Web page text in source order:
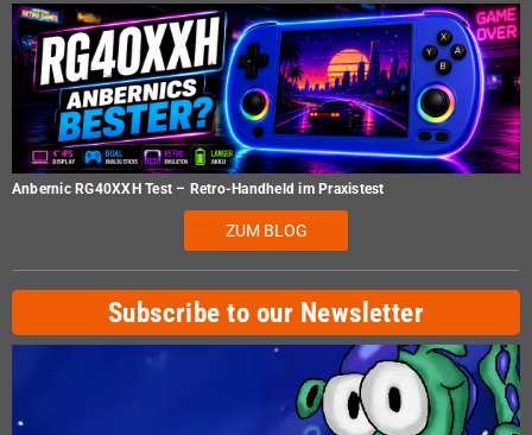
Anbernic RG40XXH Test – Retro-Handheld im Praxistest
ZUM BLOG
Subscribe to our Newsletter